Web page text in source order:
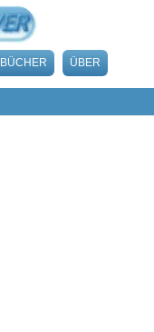
BÜCHER ÜBER